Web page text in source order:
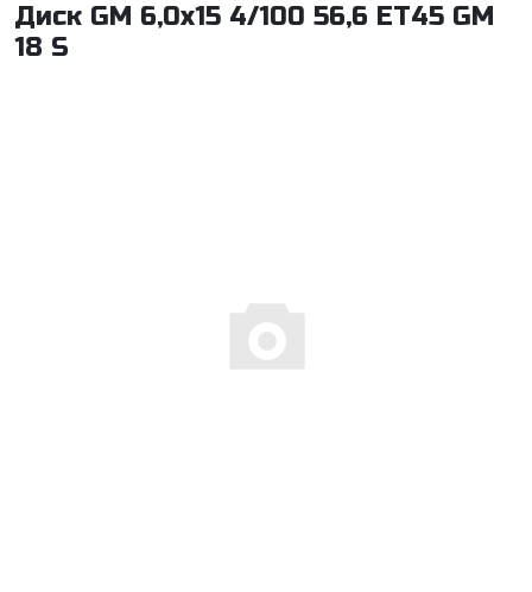
Диск GM 6,0x15 4/100 56,6 ET45 GM
18 S